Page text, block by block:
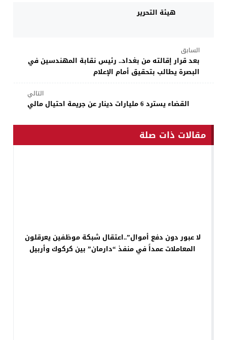
هيئة التحرير
السابق
بعد قرار إقالته من بغداد.. رئيس نقابة المهندسين في
البصرة يطالب بتحقيق أمام الإعلام
التالي
القضاء يسترد 6 مليارات دينار عن جريمة احتيال مالي
مقالات ذات صلة
لا عبور دون دفع أموال”..اعتقال شبكة موظفين يعرقلون
المعاملات عمداً في منفذ “دارمان” بين كركوك وأربيل